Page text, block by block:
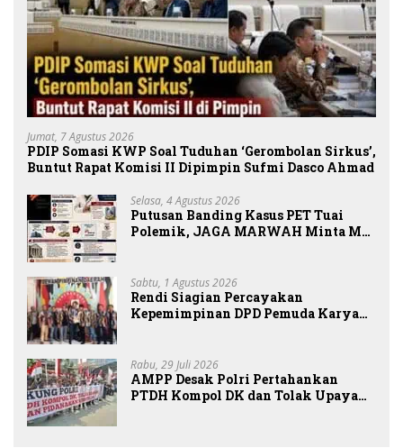
Jumat, 7 Agustus 2026
PDIP Somasi KWP Soal Tuduhan ‘Gerombolan Sirkus’,
Buntut Rapat Komisi II Dipimpin Sufmi Dasco Ahmad
Selasa, 4 Agustus 2026
Putusan Banding Kasus PET Tuai
Polemik, JAGA MARWAH Minta MA
Sabtu, 1 Agustus 2026
Rendi Siagian Percayakan
Kepemimpinan DPD Pemuda Karya
Rabu, 29 Juli 2026
AMPP Desak Polri Pertahankan
PTDH Kompol DK dan Tolak Upaya